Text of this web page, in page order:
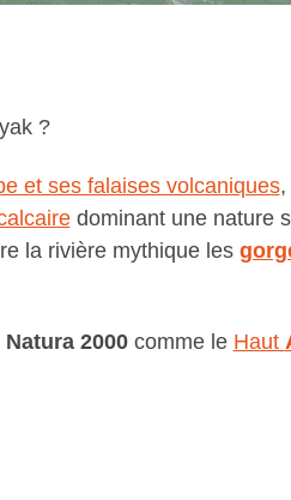
?
et ses falaises volcaniques,
dominant une nature
la rivière mythique les
2000comme le Haut